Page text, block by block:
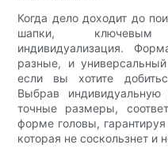
Когда дело доходит до
шапки, ключевым
индивидуализация.
разные, и
если вы хотите
Выбрав
точные размеры,
форме головы,
которая не соскользнет и